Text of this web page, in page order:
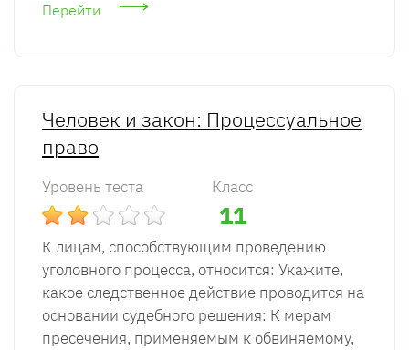
Перейти
Человек и закон: Процессуальное
право
Уровень теста Класс
11
К лицам, способствующим проведению
уголовного процесса, относится: Укажите,
какое следственное действие проводится на
основании судебного решения: К мерам
пресечения, применяемым к обвиняемому,